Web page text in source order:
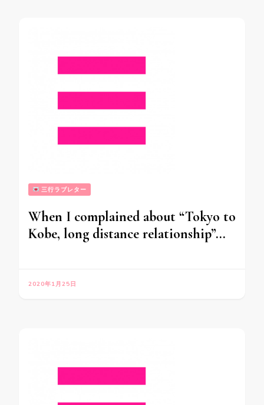
三行ラブレター
When I complained about “Tokyo to
Kobe, long distance relationship”…
2020年1月25日